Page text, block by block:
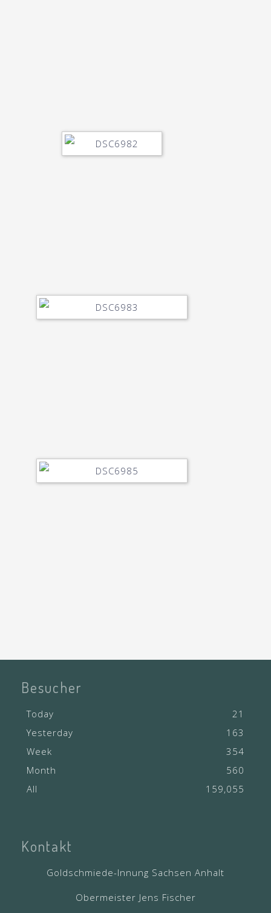
Besucher
Today
21
Yesterday
163
Week
354
Month
560
All
159,055
Kontakt
Goldschmiede-Innung Sachsen Anhalt
Obermeister Jens Fischer